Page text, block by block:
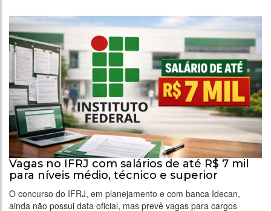
Vagas no IFRJ com salários de até R$ 7 mil
para níveis médio, técnico e superior
O concurso do IFRJ, em planejamento e com banca Idecan,
ainda não possui data oficial, mas prevê vagas para cargos